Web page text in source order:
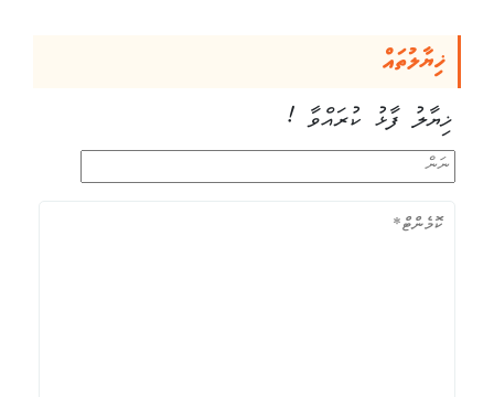
ޚިޔާލުތައް
ޚިޔާލު ފާޅު ކުރައްވާ !